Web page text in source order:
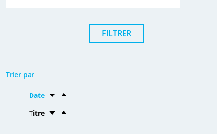
Trier par
Date
Titre